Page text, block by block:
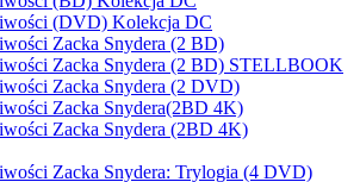
(DVD) Kolekcja DC
Zacka Snydera (2 BD)
Zacka Snydera (2 BD) STELLBOOK
Zacka Snydera (2 DVD)
Zacka Snydera(2BD 4K)
Zacka Snydera (2BD 4K)
Zacka Snydera: Trylogia (4 DVD)